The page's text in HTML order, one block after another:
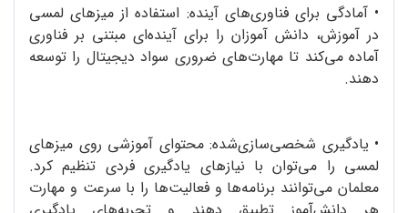
• آمادگی برای فناوری‌های آینده: استفاده از میزهای لمسی
در آموزش، دانش آموزان را برای آینده‌ای مبتنی بر فناوری
آماده می‌کند تا مهارت‌های ضروری سواد دیجیتال را توسعه
دهند.
• یادگیری شخصی‌سازی‌شده: محتوای آموزشی روی میزهای
لمسی را می‌توان با نیازهای یادگیری فردی تنظیم کرد.
معلمان می‌توانند برنامه‌ها و فعالیت‌ها را با سرعت و مهارت